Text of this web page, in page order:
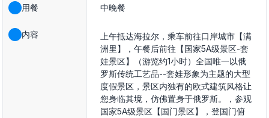
用餐 中晚餐
内容
上午抵达海拉尔，乘车前往口岸城市【满
洲里】，午餐后前往【国家5A级景区-套
娃景区】（游览约1小时）全国唯一以俄
罗斯传统工艺品--套娃形象为主题的大型
度假景区，景区内独有的欧式建筑风格让
您身临其境，仿佛置身于俄罗斯。，参观
国家5A级景区【国门景区】，登国门俯